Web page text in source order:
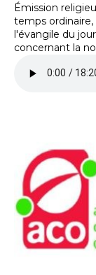
Émission
temps
l'évangile du
concernant la